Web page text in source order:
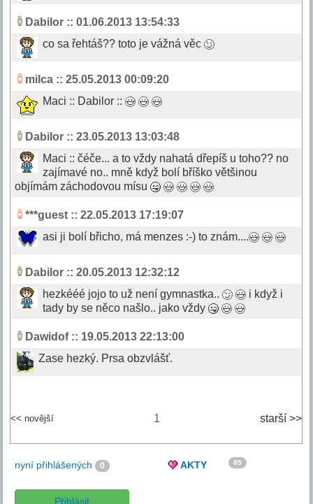
Dabilor :: 01.06.2013 13:54:33
co sa řehtáš?? toto je vážná věc
milca :: 25.05.2013 00:09:20
Maci :: Dabilor ::
Dabilor :: 23.05.2013 13:03:48
Maci :: čéče... a to vždy nahatá dřepíš u toho?? no
zajímavé no.. mně když bolí bříško většinou
objímám záchodovou mísu
***guest :: 22.05.2013 17:19:07
asi ji bolí břicho, má menzes :-) to znám....
Dabilor :: 20.05.2013 12:32:12
hezkééé jojo to už není gymnastka..
i když i
tady by se něco našlo.. jako vždy
Dawidof:: 19.05.2013 22:13:00
Zase hezký. Prsa obzvlášť.
starší >>
<< novější 1
nyní přihlášených 0
Přihlásit
AKTY 85